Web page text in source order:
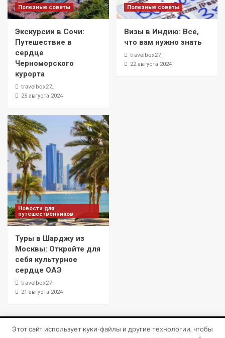
Полезные советы
Экскурсии в Сочи:
Путешествие в
сердце
Черноморского
курорта
travelbox27_
25 августа 2024
Полезные советы
Визы в Индию: Все,
что вам нужно знать
travelbox27_
22 августа 2024
Новости для
путешественников
Туры в Шарджу из
Москвы: Откройте для
себя культурное
сердце ОАЭ
travelbox27_
21 августа 2024
Copyright © Все права защищены.|CoverNewsот AF
Этот сайт использует куки-файлы и другие технологии, чтобы